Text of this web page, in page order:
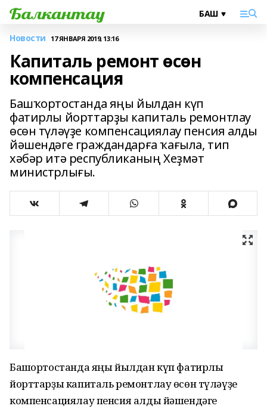
Новости 17 ЯНВАРЯ 2019, 13:16
Капиталь ремонт өсөн
компенсация
Башҡортостанда яңы йылдан күп
фатирлы йорттарҙы капиталь ремонтлау
өсөн түләүҙе компенсациялау пенсия алды
йәшендәге граждандарға ҡағыла, тип
хәбәр итә республиканың Хеҙмәт
министрлығы.
Башҡортостанда яңы йылдан күп фатирлы
йорттарҙы капиталь ремонтлау өсөн түләүҙе
компенсациялау пенсия алды йәшендәге